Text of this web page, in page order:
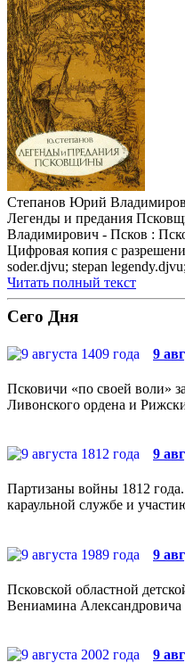
Степанов Юрий
Легенды и предания
Владимирович - Псков :
Цифровая копия с
soder.djvu; stepan
Читать полный текст
Сего Дня
9
Псковичи «по своей воли»
Ливонского ордена и
9
Партизаны войны 1812
караульной службе и
9
Псковской областной
Вениамина Александровича
9